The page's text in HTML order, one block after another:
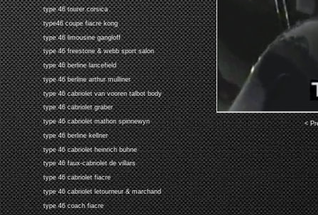
type 46 tourer corsica
type46 coupe fiacre kong
type 46 limousine gangloff
type 46 freestone & webb sport salon
type 46 berline lancefield
type 46 berline arthur mulliner
type 46 cabriolet van vooren talbot body
type 46 cabriolet graber
type 46 cabriolet mathon spinnewyn
type 46 berline kellner
type 46 cabriolet heinrich buhne
type 46 faux-cabriolet de villars
type 46 cabriolet fiacre
type 46 cabriolet letourneur & marchand
type 46 coach fiacre
<